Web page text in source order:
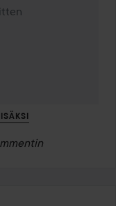
lisättiin 3 viikkoa